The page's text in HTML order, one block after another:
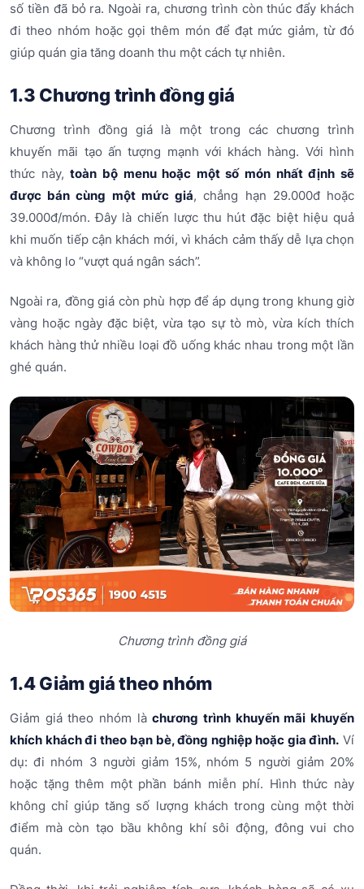
số tiền đã bỏ ra. Ngoài ra, chương trình còn thúc đẩy khách
đi theo nhóm hoặc gọi thêm món để đạt mức giảm, từ đó
giúp quán gia tăng doanh thu một cách tự nhiên.
1.3 Chương trình đồng giá
Chương trình đồng giá là một trong các chương trình
khuyến mãi tạo ấn tượng mạnh với khách hàng. Với hình
thức này,toàn bộ menu hoặc một số món nhất định sẽ
được bán cùng một mức giá, chẳng hạn 29.000đ hoặc
39.000đ/món. Đây là chiến lược thu hút đặc biệt hiệu quả
khi muốn tiếp cận khách mới, vì khách cảm thấy dễ lựa chọn
và không lo “vượt quá ngân sách”.
Ngoài ra, đồng giá còn phù hợp để áp dụng trong khung giờ
vàng hoặc ngày đặc biệt, vừa tạo sự tò mò, vừa kích thích
khách hàng thử nhiều loại đồ uống khác nhau trong một lần
ghé quán.
Chương trình đồng giá
1.4 Giảm giá theo nhóm
Giảm giá theo nhóm làchương trình khuyến mãi khuyến
khích khách đi theo bạn bè, đồng nghiệp hoặc gia đình. Ví
dụ: đi nhóm 3 người giảm 15%, nhóm 5 người giảm 20%
hoặc tặng thêm một phần bánh miễn phí. Hình thức này
không chỉ giúp tăng số lượng khách trong cùng một thời
điểm mà còn tạo bầu không khí sôi động, đông vui cho
quán.